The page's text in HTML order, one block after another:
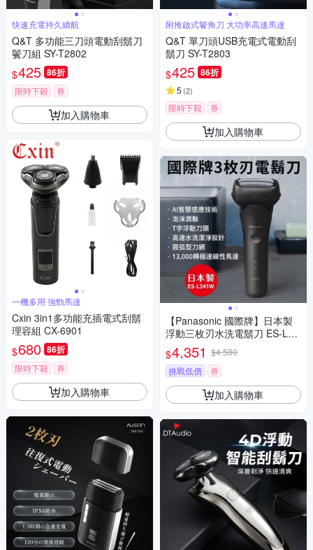
快速充電持久續航
Q&T 多功能三刀頭電動刮鬍刀
鬢刀組 SY-T2802
$425 86折
限時下殺 券
加入購物車
一機多用 強勁馬達
Cxin 3in1多功能充插電式刮鬍
理容組 CX-6901
$680 86折
限時下殺 券
加入購物車
附推啟式鬢角刀 大功率高速馬達
Q&T 單刀頭USB充電式電動刮
鬍刀 SY-T2803
$425 86折
5 (2)
限時下殺 券
加入購物車
【Panasonic 國際牌】日本製
浮動三枚刃水洗電鬍刀 ES-L34
1W-K
$4,351 $4,580
挑戰低價
券
加入購物車